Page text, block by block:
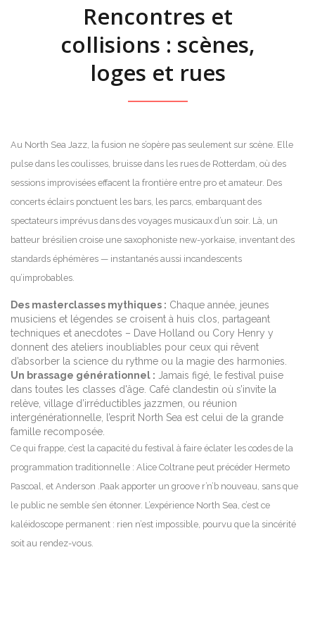
Rencontres et
collisions : scènes,
loges et rues
Au North Sea Jazz, la fusion ne s’opère pas seulement sur scène. Elle
pulse dans les coulisses, bruisse dans les rues de Rotterdam, où des
sessions improvisées effacent la frontière entre pro et amateur. Des
concerts éclairs ponctuent les bars, les parcs, embarquant des
spectateurs imprévus dans des voyages musicaux d’un soir. Là, un
batteur brésilien croise une saxophoniste new-yorkaise, inventant des
standards éphémères — instantanés aussi incandescents
qu’improbables.
Des masterclasses mythiques : Chaque année, jeunes
musiciens et légendes se croisent à huis clos, partageant
techniques et anecdotes – Dave Holland ou Cory Henry y
donnent des ateliers inoubliables pour ceux qui rêvent
d’absorber la science du rythme ou la magie des harmonies.
Un brassage générationnel : Jamais figé, le festival puise
dans toutes les classes d'âge. Café clandestin où s’invite la
relève, village d’irréductibles jazzmen, ou réunion
intergénérationnelle, l’esprit North Sea est celui de la grande
famille recomposée.
Ce qui frappe, c’est la capacité du festival à faire éclater les codes de la
programmation traditionnelle : Alice Coltrane peut précéder Hermeto
Pascoal, et Anderson .Paak apporter un groove r’n’b nouveau, sans que
le public ne semble s’en étonner. L’expérience North Sea, c’est ce
kaléidoscope permanent : rien n’est impossible, pourvu que la sincérité
soit au rendez-vous.